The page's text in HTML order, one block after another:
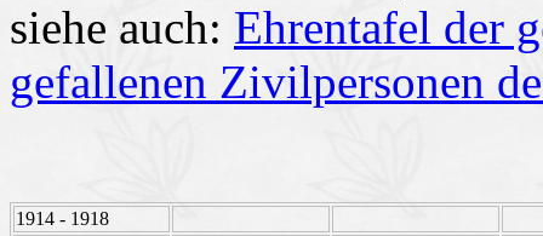
siehe auch: Ehrentafel der
gefallenen Zivilpersonen
1914 - 1918